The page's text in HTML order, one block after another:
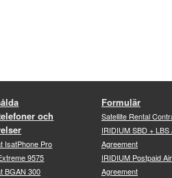
och
IsatPhone Pro
9575
BGAN 300
Formulär
Satellite Rental
IRIDIUM SBD + LBS
Agreement
IRIDIUM Postpaid
Agreement